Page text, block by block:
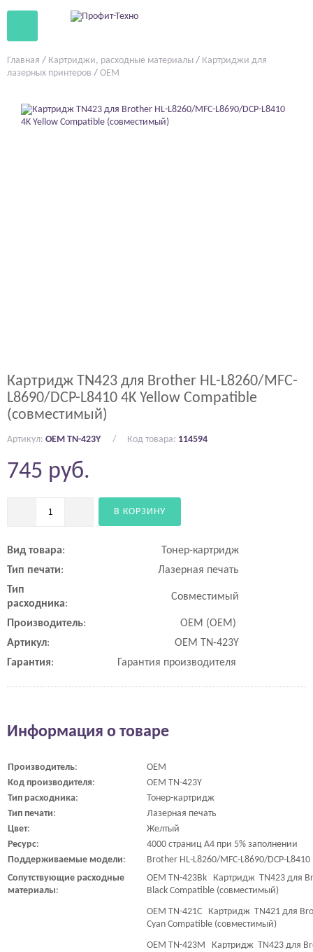
Главная / Картриджи, расходные материалы / Картриджи для
лазерных принтеров / OEM
Картридж TN423 для Brother HL-L8260/MFC-
L8690/DCP-L8410 4K Yellow Compatible
(совместимый)
Артикул: OEM TN-423Y Код товара: 114594
Вид товара:
Тонер-картридж
Тип печати:
Лазерная печать
Тип
расходника:
Совместимый
Производитель:
OEM (ОЕМ)
Артикул:
OEM TN-423Y
Гарантия: Гарантия производителя
745 руб.
В КОРЗИНУ
Информация о товаре
Производитель:
OEM
Код производителя:
OEM TN-423Y
Тип расходника:
Тонер-картридж
Тип печати:
Лазерная печать
Цвет:
Желтый
Ресурс:
4000 страниц A4 при 5% заполнении
Поддерживаемые модели:
Brother HL-L8260/MFC-L8690/DCP-L8410
Сопутствующие расходные
материалы:
OEM TN-423Bk Картридж TN423 для
Black Compatible (совместимый)
OEM TN-421C Картридж TN421 для
Cyan Compatible (совместимый)
OEM TN-423M Картридж TN423 для